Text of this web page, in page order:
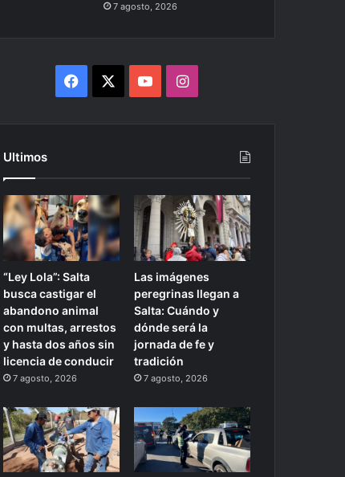
7 agosto, 2026
Facebook YouTubeInstagram
Ultimos
“Ley Lola”: Salta
busca castigar el
abandono animal
con multas, arrestos
y hasta dos años sin
licencia de conducir
7 agosto, 2026
Las imágenes
peregrinas llegan a
Salta: Cuándo y
dónde será la
jornada de fe y
tradición
7 agosto, 2026